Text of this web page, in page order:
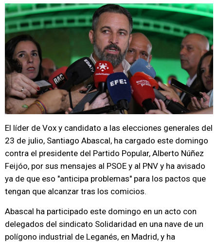
El líder de Vox y candidato a las elecciones generales del
23 de julio, Santiago Abascal, ha cargado este domingo
contra el presidente del Partido Popular, Alberto Núñez
Feijóo, por sus mensajes al PSOE y al PNV y ha avisado
ya de que eso "anticipa problemas" para los pactos que
tengan que alcanzar tras los comicios.
Abascal ha participado este domingo en un acto con
delegados del sindicato Solidaridad en una nave de un
polígono industrial de Leganés, en Madrid, y ha